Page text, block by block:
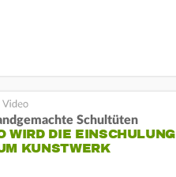
Schultüten
WIRD DIE EINSCHULUNG
KUNSTWERK